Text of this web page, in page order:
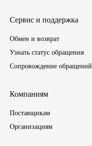
ЗИЛ
ВАЗ
МАЗ
ГАЗ
Сервис и поддержка
Обмен и возврат
Узнать статус обращения
Сопровождение обращений
Компаниям
Поставщикам
Организациям